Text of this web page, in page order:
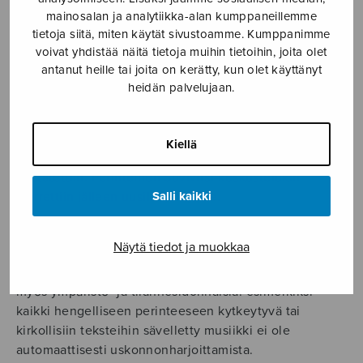
mainosalan ja analytiikka-alan kumppaneillemme
tietoja siitä, miten käytät sivustoamme. Kumppanimme
voivat yhdistää näitä tietoja muihin tietoihin, joita olet
antanut heille tai joita on kerätty, kun olet käyttänyt
heidän palvelujaan.
Kiellä
Salli kaikki
Näytä tiedot ja muokkaa
Tämän ominaisuutensa vuoksi musiikki onkin niin
tehokas työkalu, tarvittiin sitten mainoskoukkua,
poliittista lyömäasetta tai tehokasta muistiinnaulaajaa.
Otsikon kappale yhdistetään edelleen erääseen
rautakauppaketjuun, vaikka kyseinen ketju lopetti
Kevään puoluekokouksista uutisoitaessa mainittiin,
nostatettiin. Perinteinen Suvivirsi-keskustelukin
kierrettiin jälleen uusille jengoille.
mukanaan monenlaisia merkityksiä ja jokainen
myös ympäristö- ja tilannesidonnaisia: esimerkiksi
kaikki hengelliseen perinteeseen kytkeytyvä tai
kirkollisiin teksteihin sävelletty musiikki ei ole
automaattisesti uskonnonharjoittamista.